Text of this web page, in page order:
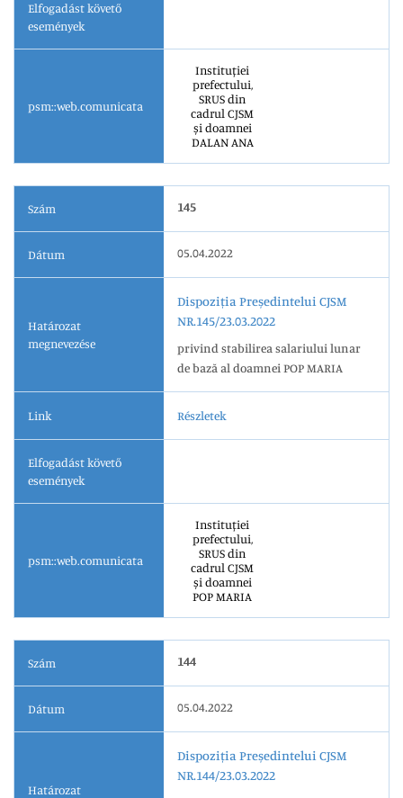
Elfogadást követő
események
psm::web.comunicata
Instituției
prefectului,
SRUS din
cadrul CJSM
și doamnei
DALAN ANA
Szám 145
Dátum 05.04.2022
Határozat
megnevezése
Dispoziția Președintelui CJSM
NR.145/23.03.2022
privind stabilirea salariului lunar
de bază al doamnei POP MARIA
Link Részletek
Elfogadást követő
események
psm::web.comunicata
Instituției
prefectului,
SRUS din
cadrul CJSM
și doamnei
POP MARIA
Szám 144
Dátum 05.04.2022
Határozat
Dispoziția Președintelui CJSM
NR.144/23.03.2022